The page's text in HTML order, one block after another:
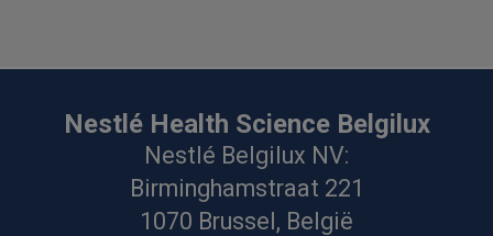
Nestlé Health Science Belgilux
Nestlé Belgilux NV:
Birminghamstraat 221
1070 Brussel, België